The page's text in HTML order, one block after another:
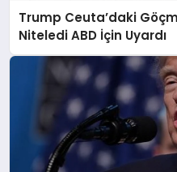
Trump Ceuta’daki
Niteledi ABD İçin Uyardı